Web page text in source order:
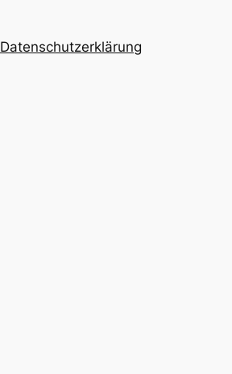
Datenschutzerklärung